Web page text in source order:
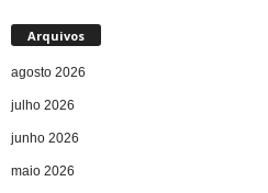
Arquivos
agosto 2026
julho 2026
junho 2026
maio 2026